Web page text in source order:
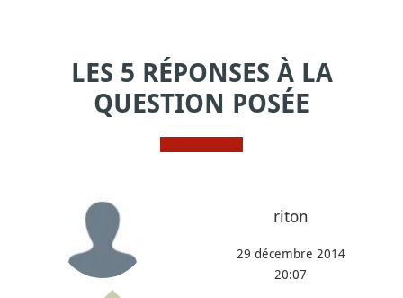
LES 5 RÉPONSES À LA
QUESTION POSÉE
riton
29 décembre 2014
20:07